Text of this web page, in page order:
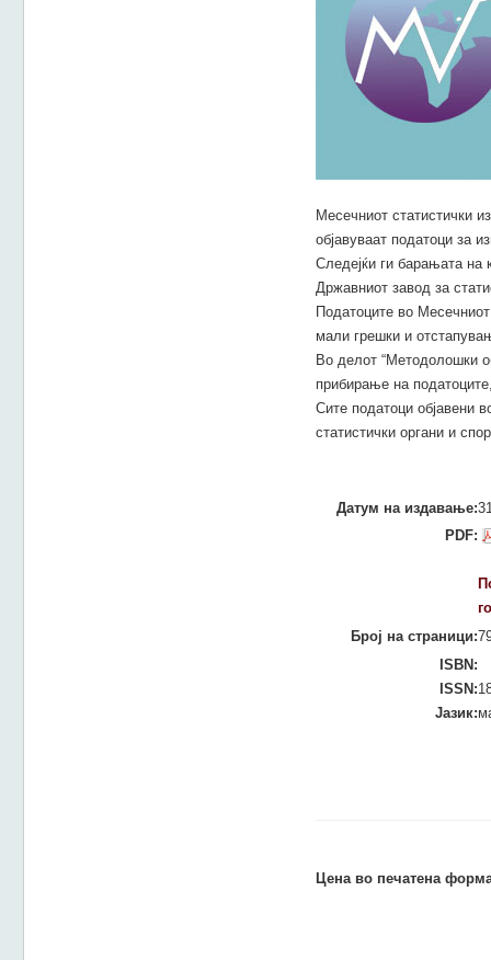
Месечниот статистички
објавуваат податоци за
Следејќи ги барањата на
Државниот завод за
Податоците во
мали грешки и
Во делот “Методолошки
прибирање на
Сите податоци објавени
статистички органи и
Датум на издавање:
PDF:
Број на страници:
ISBN:
ISSN:
Јазик:
Цена во печатена